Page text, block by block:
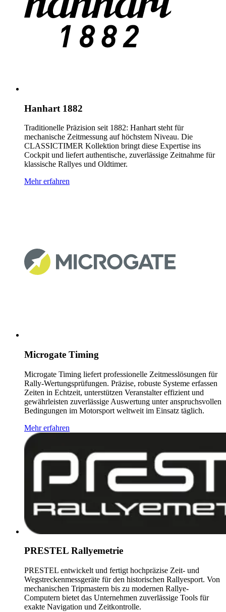
Hanhart 1882
Traditionelle Präzision seit 1882: Hanhart steht für
mechanische Zeitmessung auf höchstem Niveau. Die
CLASSICTIMER Kollektion bringt diese Expertise ins
Cockpit und liefert authentische, zuverlässige Zeitnahme für
klassische Rallyes und Oldtimer.
Mehr erfahren
Microgate Timing
Microgate Timing liefert professionelle Zeitmesslösungen für
Rally-Wertungsprüfungen. Präzise, robuste Systeme erfassen
Zeiten in Echtzeit, unterstützen Veranstalter effizient und
gewährleisten zuverlässige Auswertung unter anspruchsvollen
Bedingungen im Motorsport weltweit im Einsatz täglich.
Mehr erfahren
PRESTEL Rallyemetrie
PRESTEL entwickelt und fertigt hochpräzise Zeit- und
Wegstreckenmessgeräte für den historischen Rallyesport. Von
mechanischen Tripmastern bis zu modernen Rallye-
Computern bietet das Unternehmen zuverlässige Tools für
exakte Navigation und Zeitkontrolle.